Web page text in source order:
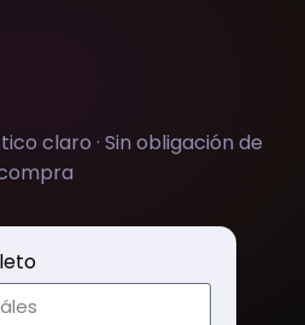
claro · Sin obligación de